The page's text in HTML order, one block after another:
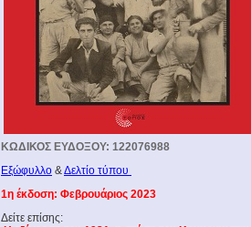
ΚΩΔΙΚΟΣ ΕΥΔΟΞΟΥ: 122076988
Εξώφυλλο &Δελτίο τύπου
1η έκδοση: Φεβρουάριος 2023
Δείτε επίσης: